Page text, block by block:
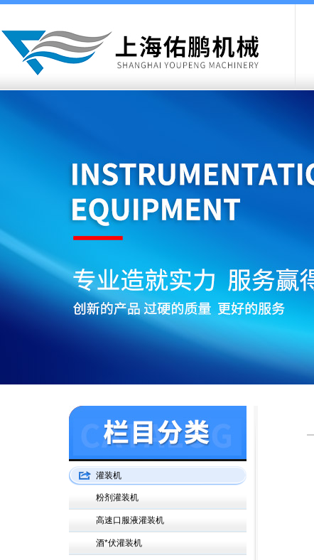
灌装机
粉剂灌装机
高速口服液灌装机
酒*伏灌装机